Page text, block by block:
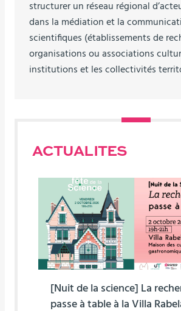
structurer un réseau régional
dans la médiation et la
scientifiques (établissements de
organisations ou associations
institutions et les collectivités
ACTUALITES
[Nuit de la science] La
passe à table à la Villa